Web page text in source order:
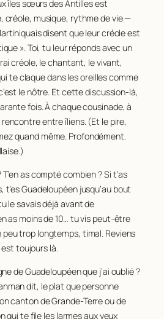
îles sœurs des Antilles est
créole, musique, rythme de vie —
disent que leur créole est
». Toi, tu leur réponds avec un
créole, le chantant, le vivant,
te claque dans les oreilles comme
le nôtre. Et cette discussion-là,
fois. À chaque cousinade, à
entre îliens. (Et le pire,
quand même. Profondément.
as compté combien ? Si t’as
t’es Guadeloupéen jusqu’au bout
le savais déjà avant de
as moins de 10… tu vis peut-être
peu trop longtemps, timal. Reviens
est toujours là.
de Guadeloupéen que j’ai oublié ?
dit, le plat que personne
canton de Grande-Terre ou de
qui te file les larmes aux yeux